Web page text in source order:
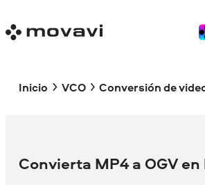
Inicio VCO Conversión de
Convierta MP4 a OGV